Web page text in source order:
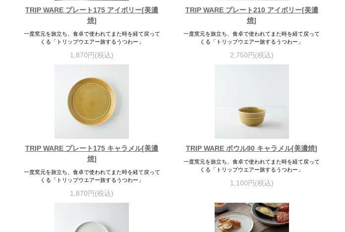
TRIP WARE プレート175 アイボリー[美濃
焼]
一度窯元を旅立ち、食卓で使われてまた時を経て戻って
くる「トリップウエアー旅するうつわー」
1,870円(税込)
TRIP WARE プレート210 アイボリー[美濃
焼]
一度窯元を旅立ち、食卓で使われてまた時を経て戻って
くる「トリップウエアー旅するうつわー」
2,750円(税込)
TRIP WARE プレート175 キャラメル[美濃
焼]
一度窯元を旅立ち、食卓で使われてまた時を経て戻って
くる「トリップウエアー旅するうつわー」
1,870円(税込)
TRIP WARE ボウル90 キャラメル[美濃焼]
一度窯元を旅立ち、食卓で使われてまた時を経て戻って
くる「トリップウエアー旅するうつわー」
1,100円(税込)